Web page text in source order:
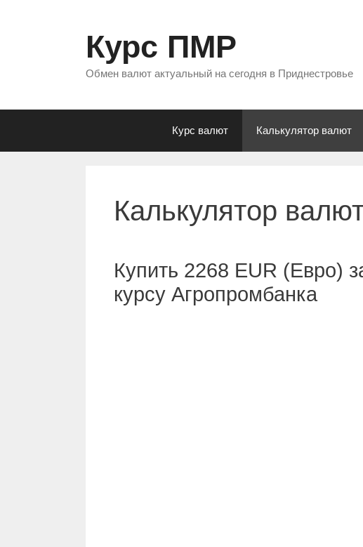
Курс ПМР
Обмен валют актуальный на сегодня в Приднестровье
Курс валют Калькулятор валют
Калькулятор
Купить 2268 EUR (Евро)
курсу Агропромбанка